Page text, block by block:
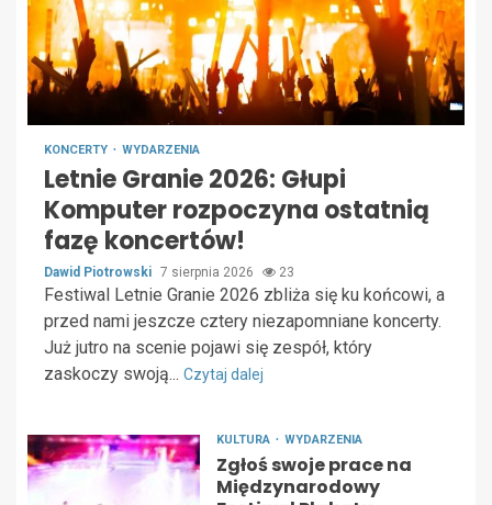
KONCERTY WYDARZENIA
Letnie Granie 2026: Głupi
Komputer rozpoczyna ostatnią
fazę koncertów!
Dawid Piotrowski 7 sierpnia 2026 23
Festiwal Letnie Granie 2026 zbliża się ku końcowi, a
przed nami jeszcze cztery niezapomniane koncerty.
Już jutro na scenie pojawi się zespół, który
zaskoczy swoją... Czytaj dalej
KULTURA WYDARZENIA
Zgłoś swoje prace na
Międzynarodowy